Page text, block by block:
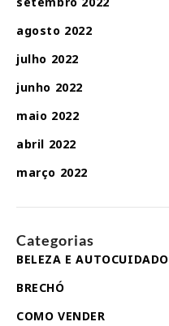
agosto 2022
julho 2022
junho 2022
maio 2022
abril 2022
março 2022
Categorias
BELEZA E AUTOCUIDADO
BRECHÓ
COMO VENDER